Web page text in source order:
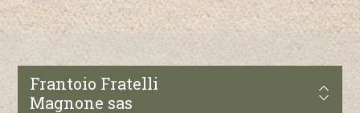
Frantoio Fratelli
Magnone sas